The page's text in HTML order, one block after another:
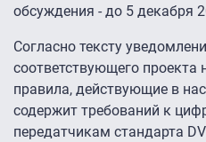
обсуждения - до 5 декабря
Согласно тексту
соответствующего проекта
правила, действующие в
содержит требований к
передатчикам стандарта